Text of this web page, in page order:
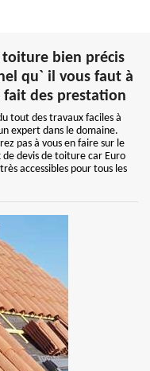
toiture bien précis
qu` il vous faut à
fait des prestation
tout des travaux faciles à
expert dans le domaine.
pas à vous en faire sur le
devis de toiture car Euro
accessibles pour tous les